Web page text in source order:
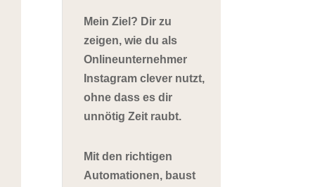
Mein Ziel? Dir zu
zeigen, wie du als
Onlineunternehmer
Instagram clever nutzt,
ohne dass es dir
unnötig Zeit raubt.
Mit den richtigen
Automationen, baust